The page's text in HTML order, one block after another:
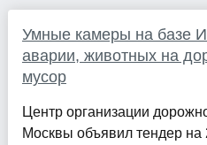
Умные камеры на базе
аварии, животных на
мусор
Центр организации
Москвы объявил тендер на